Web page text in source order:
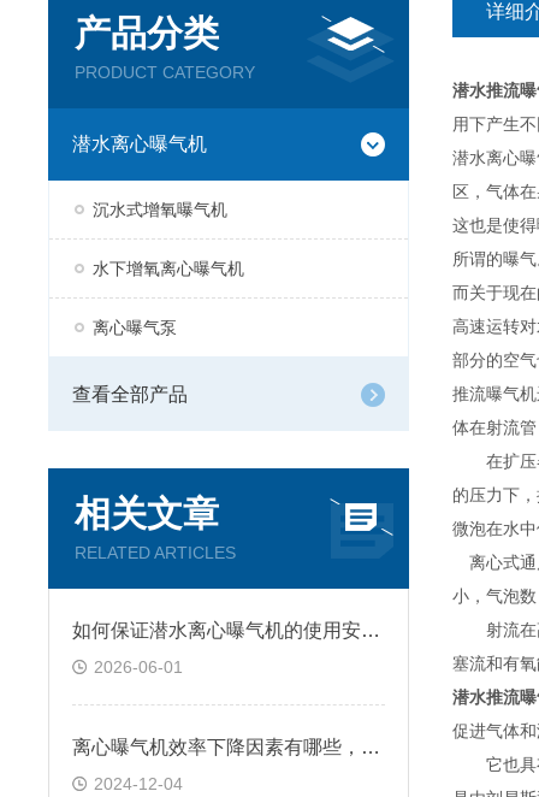
产品分类
PRODUCT CATEGORY
潜水离心曝气机
沉水式增氧曝气机
水下增氧离心曝气机
离心曝气泵
查看全部产品
相关文章
RELATED ARTICLES
如何保证潜水离心曝气机的使用安全？
2026-06-01
离心曝气机效率下降因素有哪些，快来了解下
2024-12-04
详细
潜水推流
用下产生
潜水离心
区，气体
这也是使
所谓的曝
而关于现
高速运转
部分的空
推流曝气
体在射流
在扩压器
的压力下
微泡在水
离心式通
小，气泡
射流在高
塞流和有
潜水推流
促进气体
它也具有